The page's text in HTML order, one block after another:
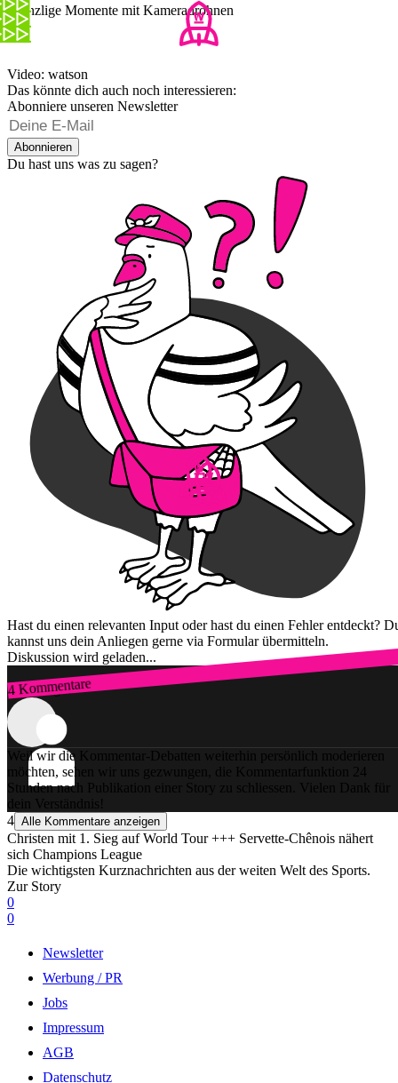
Brenzlige Momente mit Kameradrohnen
Video: watson
Das könnte dich auch noch interessieren:
Abonniere unseren Newsletter
Abonnieren
Du hast uns was zu sagen?
Hast du einen relevanten Input oder hast du einen Fehler entdeckt?
kannst uns dein Anliegen gerne via Formular übermitteln.
Diskussion wird geladen...
4 Kommentare
Zum Login
Weil wir die Kommentar-Debatten weiterhin persönlich moderieren
möchten, sehen wir uns gezwungen, die Kommentarfunktion 24
Stunden nach Publikation einer Story zu schliessen. Vielen Dank für
dein Verständnis!
4 Alle Kommentare anzeigen
Christen mit 1. Sieg auf World Tour +++ Servette-Chênois nähert
sich Champions League
Die wichtigsten Kurznachrichten aus der weiten Welt des Sports.
Zur Story
0
0
Newsletter
Werbung / PR
Jobs
Impressum
AGB
Datenschutz